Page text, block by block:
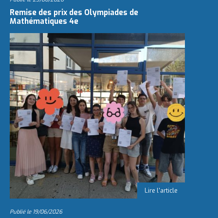
Remise des prix des Olympiades de
Mathématiques 4e
Publié le 19/06/2026